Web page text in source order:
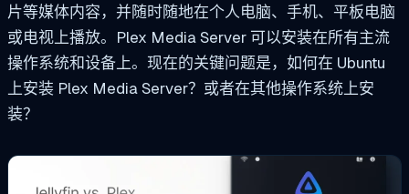
片等媒体内容，并随时随地在个人电脑、手机、平板电脑
或电视上播放。Plex Media Server 可以安装在所有主流
操作系统和设备上。现在的关键问题是，如何在 Ubuntu
上安装 Plex Media Server？或者在其他操作系统上安
装？